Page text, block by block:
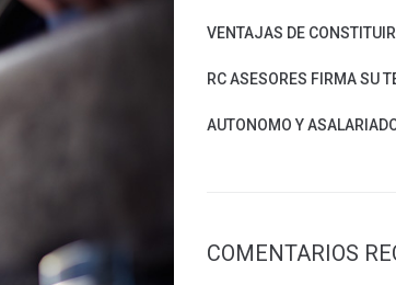
VENTAJAS DE
RC ASESORES FIRMA SU
AUTONOMO Y
COMENTARIOS